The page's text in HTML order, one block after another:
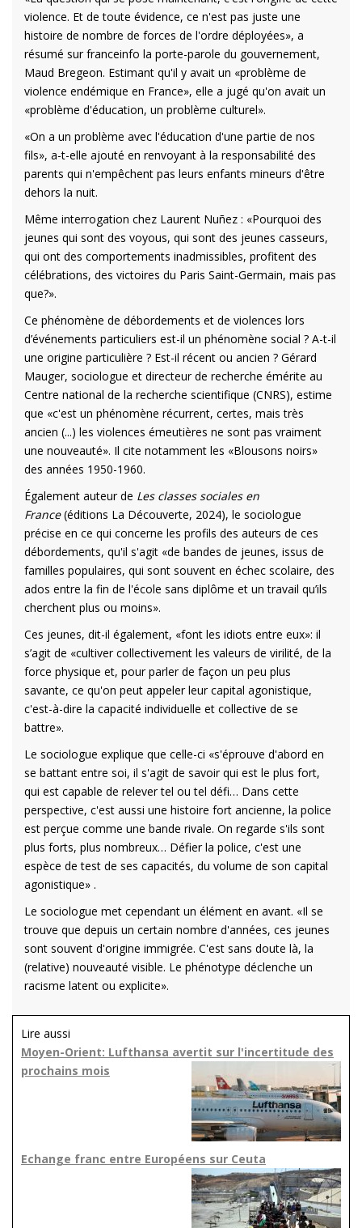
violence. Et de toute évidence, ce n'est pas juste une
histoire de nombre de forces de l'ordre déployées», a
résumé sur franceinfo la porte-parole du gouvernement,
Maud Bregeon. Estimant qu'il y avait un «problème de
violence endémique en France», elle a jugé qu'on avait un
«problème d'éducation, un problème culturel».
«On a un problème avec l'éducation d'une partie de nos
fils», a-t-elle ajouté en renvoyant à la responsabilité des
parents qui n'empêchent pas leurs enfants mineurs d'être
dehors la nuit.
Même interrogation chez Laurent Nuñez : «Pourquoi des
jeunes qui sont des voyous, qui sont des jeunes casseurs,
qui ont des comportements inadmissibles, profitent des
célébrations, des victoires du Paris Saint-Germain, mais pas
que?».
Ce phénomène de débordements et de violences lors
d’événements particuliers est-il un phénomène social ? A-t-il
une origine particulière ? Est-il récent ou ancien ? Gérard
Mauger, sociologue et directeur de recherche émérite au
Centre national de la recherche scientifique (CNRS), estime
que «c'est un phénomène récurrent, certes, mais très
ancien (...) les violences émeutières ne sont pas vraiment
une nouveauté». Il cite notamment les «Blousons noirs»
des années 1950-1960.
Également auteur de Les classes sociales en
France(éditions La Découverte, 2024), le sociologue
précise en ce qui concerne les profils des auteurs de ces
débordements, qu'il s'agit «de bandes de jeunes, issus de
familles populaires, qui sont souvent en échec scolaire, des
ados entre la fin de l'école sans diplôme et un travail qu’ils
cherchent plus ou moins».
Ces jeunes, dit-il également, «font les idiots entre eux»: il
s’agit de «cultiver collectivement les valeurs de virilité, de la
force physique et, pour parler de façon un peu plus
savante, ce qu'on peut appeler leur capital agonistique,
c'est-à-dire la capacité individuelle et collective de se
battre».
Le sociologue explique que celle-ci «s'éprouve d'abord en
se battant entre soi, il s'agit de savoir qui est le plus fort,
qui est capable de relever tel ou tel défi… Dans cette
perspective, c'est aussi une histoire fort ancienne, la police
est perçue comme une bande rivale. On regarde s'ils sont
plus forts, plus nombreux… Défier la police, c'est une
espèce de test de ses capacités, du volume de son capital
agonistique» .
Le sociologue met cependant un élément en avant. «Il se
trouve que depuis un certain nombre d'années, ces jeunes
sont souvent d'origine immigrée. C'est sans doute là, la
(relative) nouveauté visible. Le phénotype déclenche un
racisme latent ou explicite».
Lire aussi
Moyen-Orient: Lufthansa avertit sur l'incertitude des
prochains mois
Echange franc entre Européens sur Ceuta